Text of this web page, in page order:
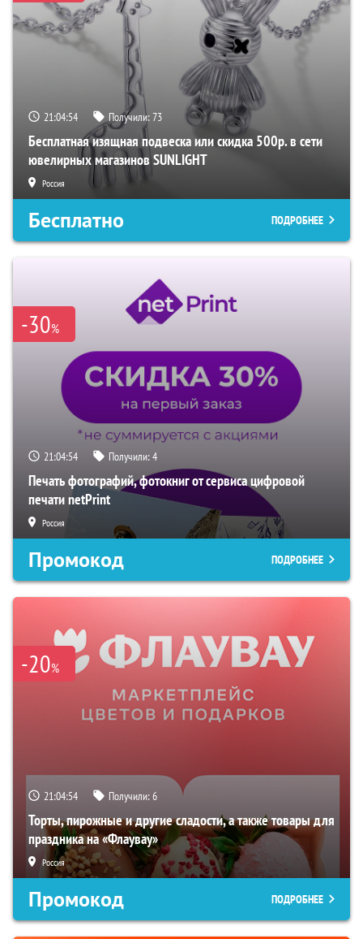
21:04:54 Получили:73
Бесплатная изящная подвеска или скидка 500р. в сети
ювелирных магазинов SUNLIGHT
Россия
Бесплатно ПОДРОБНЕЕ
-30%
21:04:54 Получили:4
Печать фотографий, фотокниг от сервиса цифровой
печати netPrint
Россия
Промокод ПОДРОБНЕЕ
-20%
21:04:54 Получили:6
Торты, пирожные и другие сладости, а также товары для
праздника на «Флаувау»
Россия
Промокод ПОДРОБНЕЕ